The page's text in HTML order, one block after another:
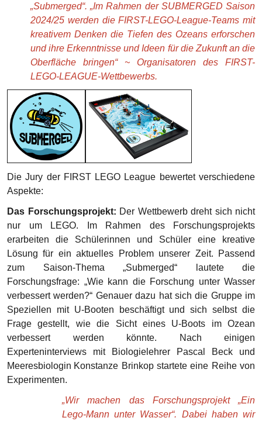
„Submerged“. „Im Rahmen der SUBMERGED Saison
2024/25 werden die FIRST-LEGO-League-Teams mit
kreativem Denken die Tiefen des Ozeans erforschen
und ihre Erkenntnisse und Ideen für die Zukunft an die
Oberfläche bringen“ ~ Organisatoren des FIRST-
LEGO-LEAGUE-Wettbewerbs.
Die Jury der FIRST LEGO League bewertet verschiedene
Aspekte:
Das Forschungsprojekt: Der Wettbewerb dreht sich nicht
nur um LEGO. Im Rahmen des Forschungsprojekts
erarbeiten die Schülerinnen und Schüler eine kreative
Lösung für ein aktuelles Problem unserer Zeit. Passend
zum Saison-Thema „Submerged“ lautete die
Forschungsfrage: „Wie kann die Forschung unter Wasser
verbessert werden?“ Genauer dazu hat sich die Gruppe im
Speziellen mit U-Booten beschäftigt und sich selbst die
Frage gestellt, wie die Sicht eines U-Boots im Ozean
verbessert werden könnte. Nach einigen
Experteninterviews mit Biologielehrer Pascal Beck und
Meeresbiologin Konstanze Brinkop startete eine Reihe von
Experimenten.
„Wir machen das Forschungsprojekt „Ein
Lego-Mann unter Wasser“. Dabei haben wir